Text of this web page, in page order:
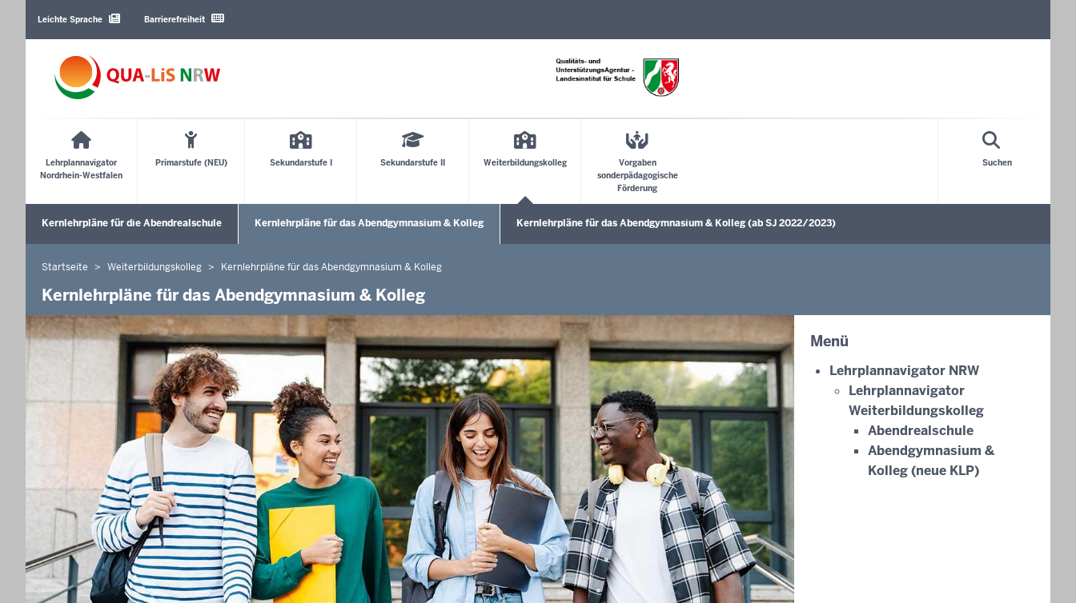
Sprachen
Leichte Sprache Barrierefreiheit
Lehrplannavigator
Nordrhein-Westfalen
Primarstufe (NEU) Sekundarstufe I Sekundarstufe II Weiterbildungskolleg
Vorgaben
sonderpädagogische
Förderung
Suchen
Kernlehrpläne für die Abendrealschule Kernlehrpläne für das Abendgymnasium & Kolleg Kernlehrpläne für das Abendgymnasium & Kolleg (ab SJ 2022/2023)
Sie
befinden
hier
Startseite Weiterbildungskolleg Kernlehrpläne für das Abendgymnasium & Kolleg
Kernlehrpläne für das Abendgymnasium & Kolleg
Menü
Lehrplannavigator NRW
Lehrplannavigator
Weiterbildungskolleg
Abendrealschule
Abendgymnasium &
Kolleg (neue KLP)